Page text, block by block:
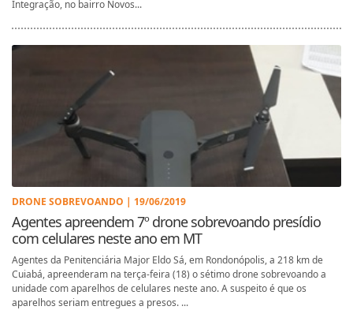
Integração, no bairro Novos...
DRONE SOBREVOANDO | 19/06/2019
Agentes apreendem 7º drone sobrevoando presídio
com celulares neste ano em MT
Agentes da Penitenciária Major Eldo Sá, em Rondonópolis, a 218 km de
Cuiabá, apreenderam na terça-feira (18) o sétimo drone sobrevoando a
unidade com aparelhos de celulares neste ano. A suspeito é que os
aparelhos seriam entregues a presos. ...